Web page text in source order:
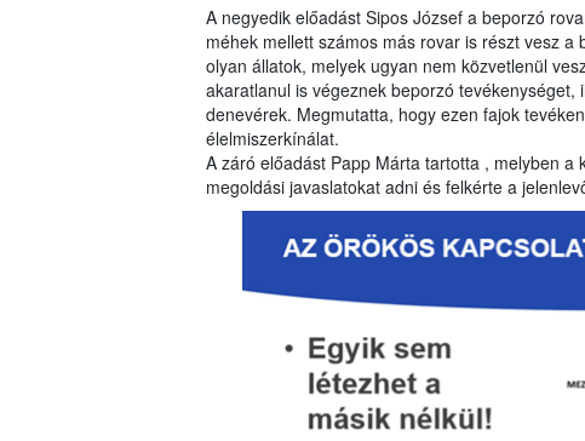
A negyedik előadást Sipos József a beporzó
méhek mellett számos más rovar is részt vesz
olyan állatok, melyek ugyan nem közvetlenül
akaratlanul is végeznek beporzó
denevérek. Megmutatta, hogy ezen fajok
élelmiszerkínálat.
A záró előadást Papp Márta tartotta , melyben
megoldási javaslatokat adni és felkérte a